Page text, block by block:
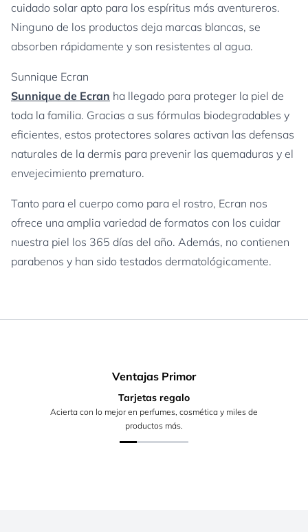
cuidado solar apto para los espíritus más aventureros.
Ninguno de los productos deja marcas blancas, se
absorben rápidamente y son resistentes al agua.
Sunnique Ecran
Sunnique de Ecran ha llegado para proteger la piel de
toda la familia. Gracias a sus fórmulas biodegradables y
eficientes, estos protectores solares activan las defensas
naturales de la dermis para prevenir las quemaduras y el
envejecimiento prematuro.
Tanto para el cuerpo como para el rostro, Ecran nos
ofrece una amplia variedad de formatos con los cuidar
nuestra piel los 365 días del año. Además, no contienen
parabenos y han sido testados dermatológicamente.
Ventajas Primor
Tarjetas regalo
Acierta con lo mejor en perfumes, cosmética y miles de
productos más.